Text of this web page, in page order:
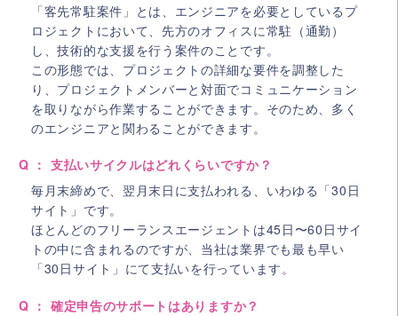
「客先常駐案件」とは、エンジニアを必要としているプ
ロジェクトにおいて、先方のオフィスに常駐（通勤）
し、技術的な支援を行う案件のことです。
この形態では、プロジェクトの詳細な要件を調整した
り、プロジェクトメンバーと対面でコミュニケーション
を取りながら作業することができます。そのため、多く
のエンジニアと関わることができます。
Q ： 支払いサイクルはどれくらいですか？
毎月末締めで、翌月末日に支払われる、いわゆる「30日
サイト」です。
ほとんどのフリーランスエージェントは45日〜60日サイ
トの中に含まれるのですが、当社は業界でも最も早い
「30日サイト」にて支払いを行っています。
Q ： 確定申告のサポートはありますか？